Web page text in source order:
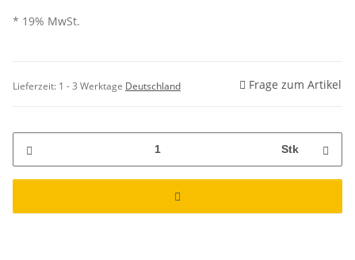
* 19% MwSt.
Lieferzeit: 1 - 3 Werktage Deutschland Frage zum Artikel
Stk